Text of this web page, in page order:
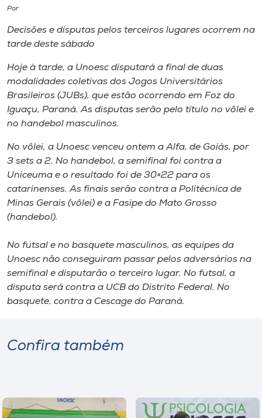
Cultura
CPA
Biblioteca
Editora
Rádio
Museu
Unoesc
Store
A-
Por
Decisões e disputas pelos terceiros lugares ocorrem na
tarde deste sábado
Hoje à tarde, a Unoesc disputará a final de duas
modalidades coletivas dos Jogos Universitários
Brasileiros (JUBs), que estão ocorrendo em Foz do
Iguaçu, Paraná. As disputas serão pelo título no vôlei e
no handebol masculinos.
No vôlei, a Unoesc venceu ontem a Alfa, de Goiás, por
3 sets a 2. No handebol, a semifinal foi contra a
Uniceuma e o resultado foi de 30×22 para os
catarinenses. As finais serão contra a Politécnica de
Minas Gerais (vôlei) e a Fasipe do Mato Grosso
(handebol).
No futsal e no basquete masculinos, as equipes da
Unoesc não conseguiram passar pelos adversários na
semifinal e disputarão o terceiro lugar. No futsal, a
disputa será contra a UCB do Distrito Federal. No
basquete, contra a Cescage do Paraná.
Confira também